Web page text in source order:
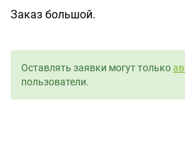
Заказ большой.
Оставлять заявки могут только
пользователи.